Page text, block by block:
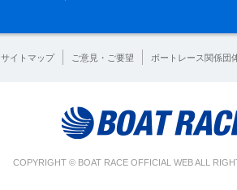
サイトマップ ご意見・ご要望 ボートレース関係団
COPYRIGHT © BOAT RACE OFFICIAL WEB ALL